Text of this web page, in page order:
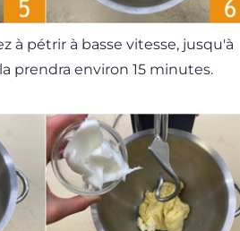
à pétrir à basse vitesse, jusqu'à
prendra environ 15 minutes.